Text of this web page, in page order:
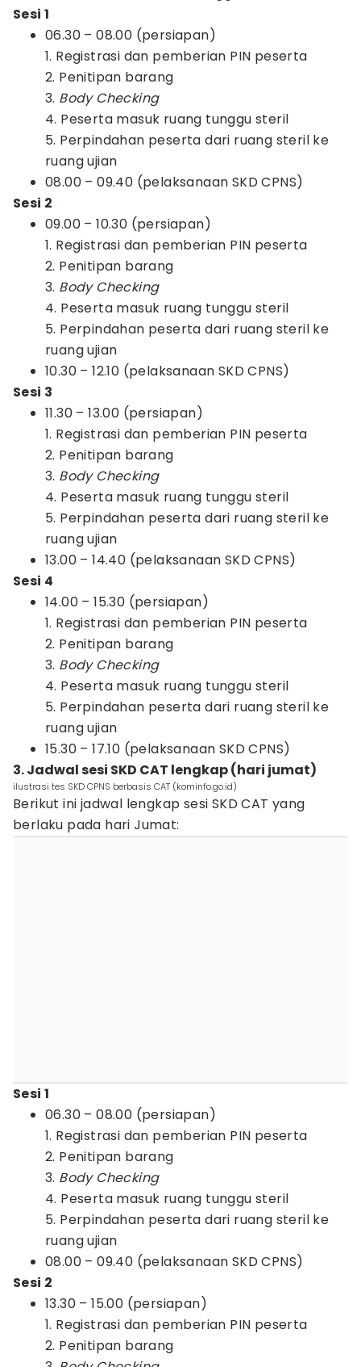
Sesi 1
06.30 – 08.00 (persiapan)
1. Registrasi dan pemberian PIN peserta
2. Penitipan barang
3. Body Checking
4. Peserta masuk ruang tunggu steril
5. Perpindahan peserta dari ruang steril ke
ruang ujian
08.00 – 09.40 (pelaksanaan SKD CPNS)
Sesi 2
09.00 – 10.30 (persiapan)
1. Registrasi dan pemberian PIN peserta
2. Penitipan barang
3. Body Checking
4. Peserta masuk ruang tunggu steril
5. Perpindahan peserta dari ruang steril ke
ruang ujian
10.30 – 12.10 (pelaksanaan SKD CPNS)
Sesi 3
11.30 – 13.00 (persiapan)
1. Registrasi dan pemberian PIN peserta
2. Penitipan barang
3. Body Checking
4. Peserta masuk ruang tunggu steril
5. Perpindahan peserta dari ruang steril ke
ruang ujian
13.00 – 14.40 (pelaksanaan SKD CPNS)
Sesi 4
14.00 – 15.30 (persiapan)
1. Registrasi dan pemberian PIN peserta
2. Penitipan barang
3. Body Checking
4. Peserta masuk ruang tunggu steril
5. Perpindahan peserta dari ruang steril ke
ruang ujian
15.30 – 17.10 (pelaksanaan SKD CPNS)
3. Jadwal sesi SKD CAT lengkap (hari jumat)
ilustrasi tes SKD CPNS berbasis CAT (kominfo.go.id)
Berikut ini jadwal lengkap sesi SKD CAT yang
berlaku pada hari Jumat:
Sesi 1
06.30 – 08.00 (persiapan)
1. Registrasi dan pemberian PIN peserta
2. Penitipan barang
3. Body Checking
4. Peserta masuk ruang tunggu steril
5. Perpindahan peserta dari ruang steril ke
ruang ujian
08.00 – 09.40 (pelaksanaan SKD CPNS)
Sesi 2
13.30 – 15.00 (persiapan)
1. Registrasi dan pemberian PIN peserta
2. Penitipan barang